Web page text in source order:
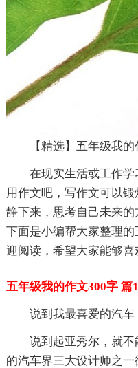
【精选】五年级我
在现实生活或工作
用作文吧，写作文可以
静下来，思考自己未来
下面是小编帮大家整理
迎阅读，希望大家能够喜
五年级我的作文300字 篇1
说到我最喜爱的汽车
说到起亚秀尔，就
的汽车界三大设计师之